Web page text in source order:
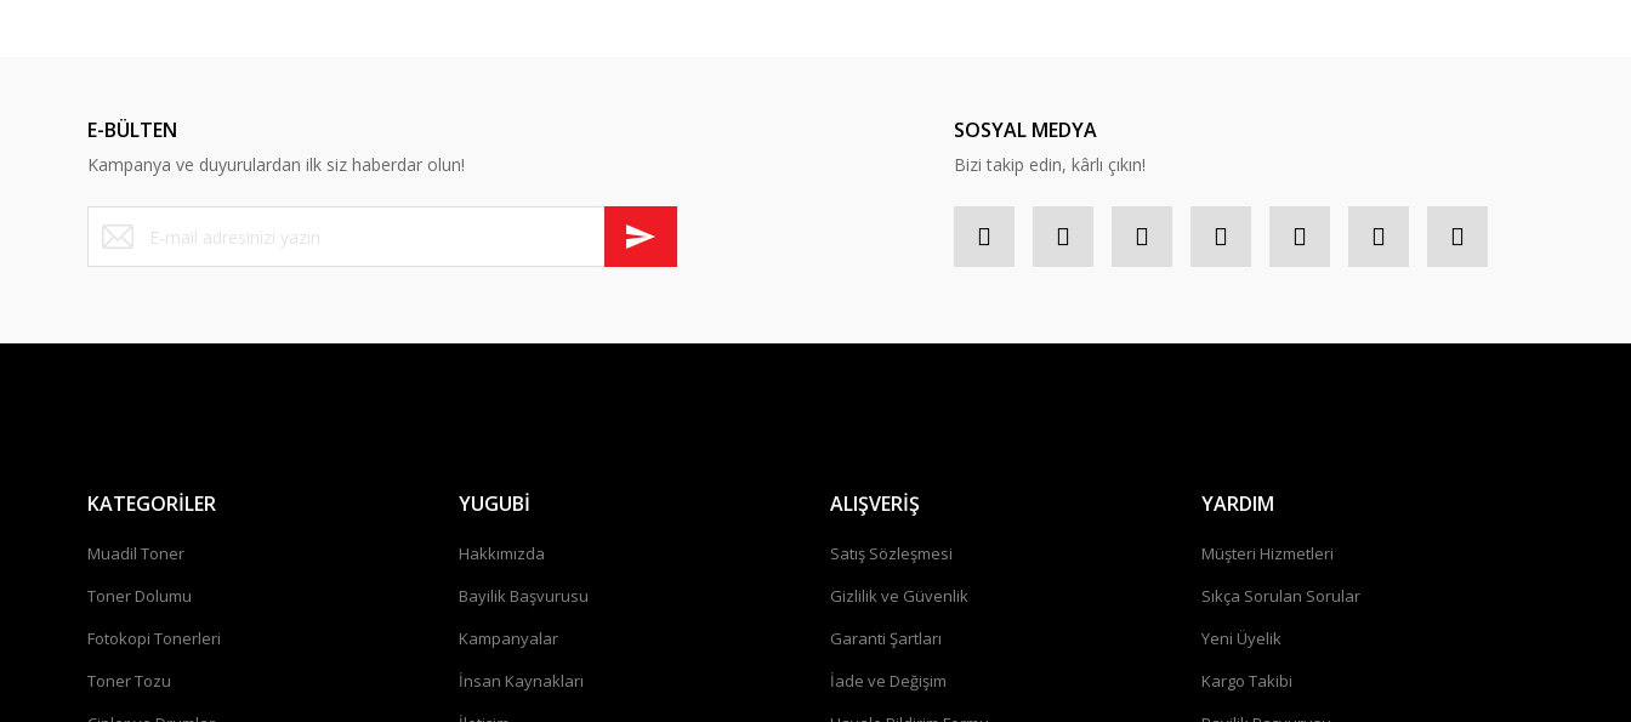
Ürün bilgilerinde hatalar bulunuyor.
Ürün fiyatı diğer sitelerden daha pahalı.
Bu ürüne benzer farklı alternatifler olmalı.
E-BÜLTEN
Kampanya ve duyurulardan ilk siz haberdar olun!
SOSYAL MEDYA
Bizi takip edin, kârlı çıkın!
KATEGORİLER
Muadil Toner
Toner Dolumu
Fotokopi Tonerleri
Toner Tozu
YUGUBİ
Hakkımızda
Bayilik Başvurusu
Kampanyalar
İnsan Kaynakları
ALIŞVERİŞ
Satış Sözleşmesi
Gizlilik ve Güvenlik
Garanti Şartları
İade ve Değişim
YARDIM
Müşteri Hizmetleri
Sıkça Sorulan Sorular
Yeni Üyelik
Kargo Takibi